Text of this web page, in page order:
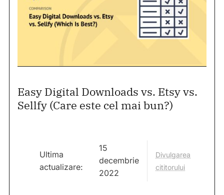
Easy Digital Downloads vs. Etsy vs.
Sellfy (Care este cel mai bun?)
Ultima
actualizare:
15
decembrie
2022
Divulgarea
cititorului